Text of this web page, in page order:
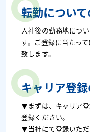
転勤につい
入社後の勤務地につ
す。ご登録に当たっ
致します。
キャリア登
▼まずは、キャリア
登録ください。
▼当社にて登録いた